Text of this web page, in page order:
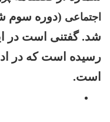
اجتماعی
رسیده است که در
است.